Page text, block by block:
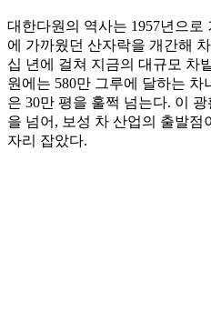
대한다원의 역사는 1957년으로
에 가까웠던 산자락을 개간해
십 년에 걸쳐 지금의 대규모 차
원에는 580만 그루에 달하는
은 30만 평을 훌쩍 넘는다. 이
을 넘어, 보성 차 산업의 출발점
자리 잡았다.